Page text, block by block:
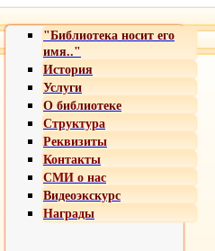
"Библиотека носит его
имя.."
История
Услуги
О библиотеке
Структура
Реквизиты
Контакты
СМИ о нас
Видеоэкскурс
Награды